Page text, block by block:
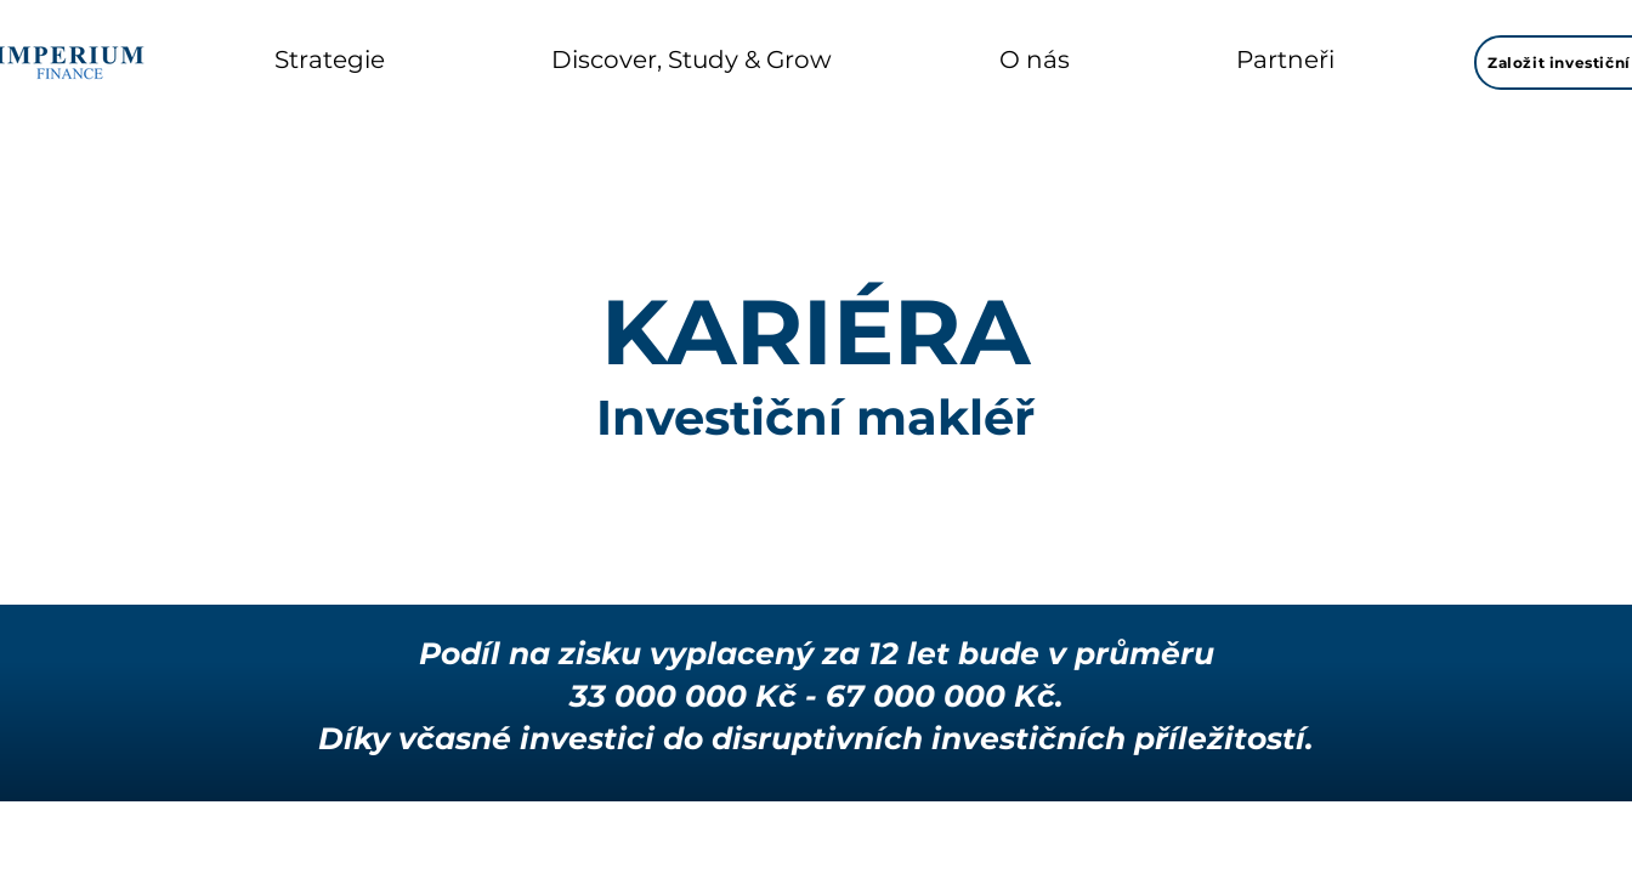
Strategie Discover, Study & Grow O nás Partneři Založit
KARIÉRA
Investiční makléř
Podíl na zisku vyplacený za 12 let bude v průměru
33 000 000 Kč - 67 000 000 Kč.
Díky včasné investici do disruptivních investičních příležitostí.